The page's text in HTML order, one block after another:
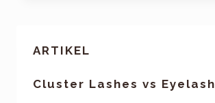
ARTIKEL
Cluster Lashes vs Eyelash